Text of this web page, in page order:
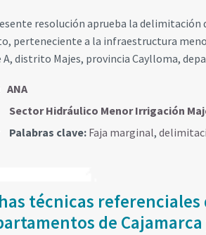
resolución aprueba la delimitación
perteneciente a la infraestructura
A, distrito Majes, provincia Caylloma,
ANA
Sector Hidráulico Menor Irrigación
Palabras clave: Faja marginal,
técnicas
de Cajamarca